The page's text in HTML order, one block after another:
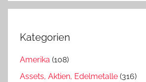
Kategorien
Amerika (108)
Assets, Aktien, Edelmetalle (316)